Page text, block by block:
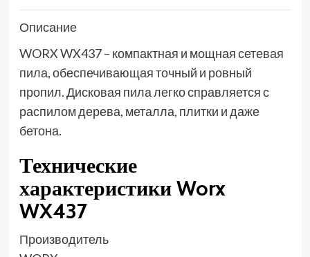
Описание
WORX WX437 – компактная и мощная сетевая
пила, обеспечивающая точный и ровный
пропил. Дисковая пила легко справляется с
распилом дерева, металла, плитки и даже
бетона.
Технические
характеристики Worx
WX437
Производитель